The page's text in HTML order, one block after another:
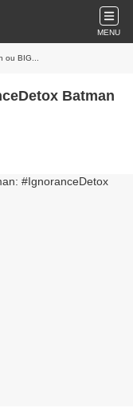
MENU
ou BIG...
Batman